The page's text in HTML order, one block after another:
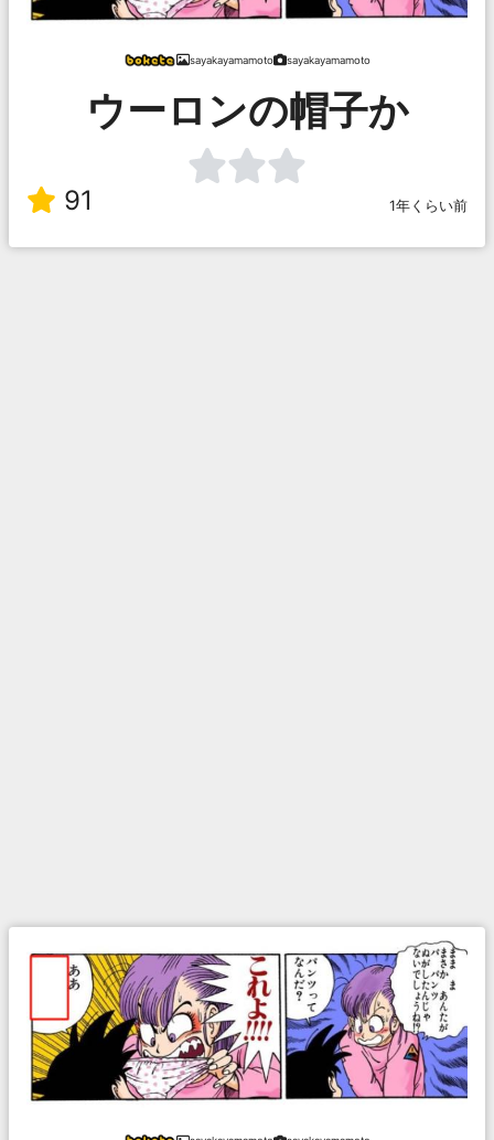
sayakayamamoto sayakayamamoto
ウーロンの帽子か
91 1年くらい前